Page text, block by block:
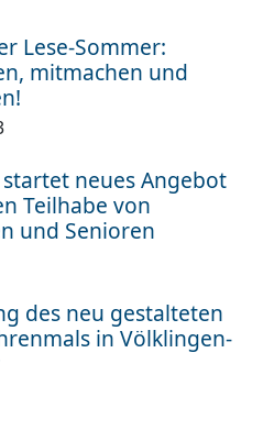
Lese-Sommer:
mitmachen und
neues Angebot
Teilhabe von
und Senioren
des neu gestalteten
in Völklingen-